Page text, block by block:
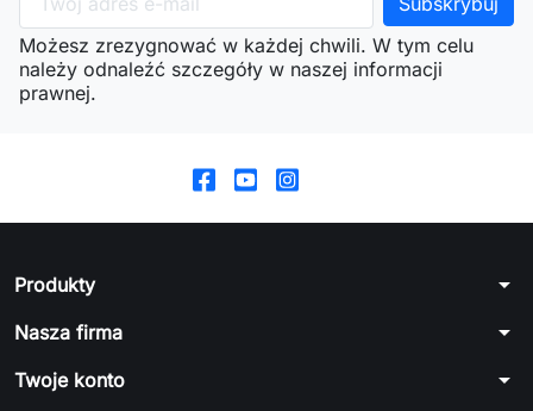
Możesz zrezygnować w każdej chwili. W tym celu
należy odnaleźć szczegóły w naszej informacji
prawnej.
Produkty arrow_drop_down
Nasza firma arrow_drop_down
Twoje konto arrow_drop_down